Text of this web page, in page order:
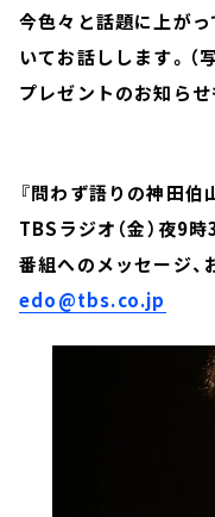
今色々と話題に上がっ
いてお話しします。
プレゼントのお知らせ
『問わず語りの神田伯
TBSラジオ（金）夜9
番組へのメッセージ
edo@tbs.co.jp